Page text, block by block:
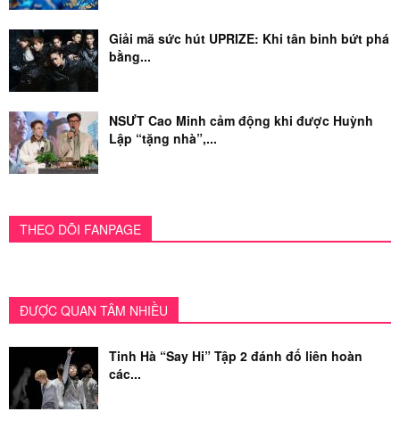
Giải mã sức hút UPRIZE: Khi tân binh bứt phá
bằng...
NSƯT Cao Minh cảm động khi được Huỳnh
Lập “tặng nhà”,...
THEO DÕI FANPAGE
ĐƯỢC QUAN TÂM NHIỀU
Tinh Hà “Say Hi” Tập 2 đánh đố liên hoàn
các...